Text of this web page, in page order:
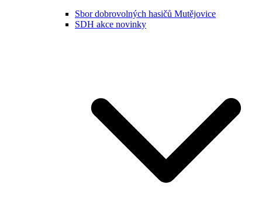
Sbor dobrovolných hasičů Mutějovice
SDH akce novinky